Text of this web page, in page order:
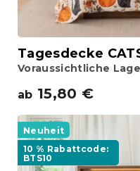
Tagesdecke
Voraussichtliche
ab 15,80 €
Neuheit
10 % Rabattcode:
BTS10